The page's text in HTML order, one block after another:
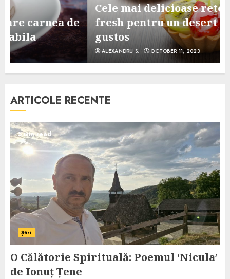
Cele mai delicioase retete de tarte
fresh pentru un desert sanatos si
gustos
OCTOBER 11, 2023
ARTICOLE RECENTE
5 min read
Știri
O Călătorie Spirituală: Poemul ‘Nicula’
de Ionuț Țene